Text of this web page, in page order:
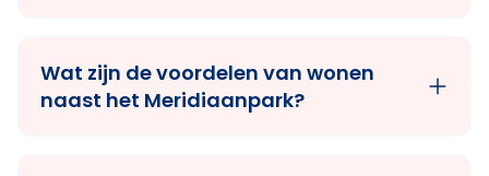
Wat zijn de voordelen van wonen
naast het Meridiaanpark?